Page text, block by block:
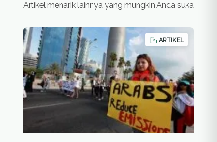
Artikel menarik lainnya yang mungkin Anda suka
ARTIKEL